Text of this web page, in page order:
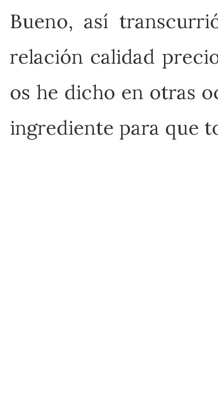
Bueno, así
relación calidad
os he dicho en otras
ingrediente para que